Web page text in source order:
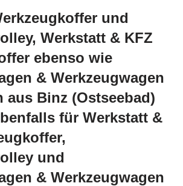
und
Werkstatt & KFZ
ebenso wie
& Werkzeugwagen
aus Binz (Ostseebad)
für Werkstatt &
und
& Werkzeugwagen